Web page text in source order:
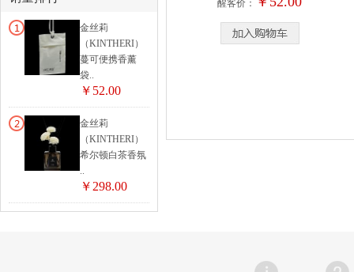
金丝莉
（KINTHERI）
蔓可便携香薰
袋..
￥52.00
金丝莉
（KINTHERI）
希尔顿白茶香氛
..
￥298.00
醒客价：